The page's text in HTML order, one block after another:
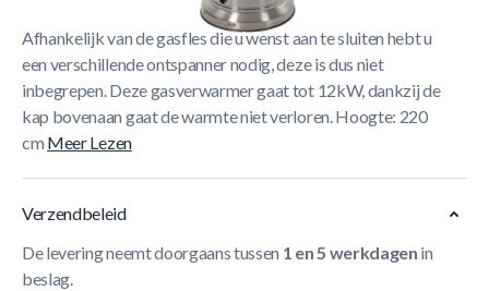
terrasverwarmer wordt geleverd inclusief wielen.
Afhankelijk van de gasfles die u wenst aan te sluiten hebt u
een verschillende ontspanner nodig, deze is dus niet
inbegrepen. Deze gasverwarmer gaat tot 12kW, dankzij de
kap bovenaan gaat de warmte niet verloren.Hoogte: 220
cm Meer Lezen
Verzendbeleid
De levering neemt doorgaans tussen 1 en 5 werkdagen in
beslag.